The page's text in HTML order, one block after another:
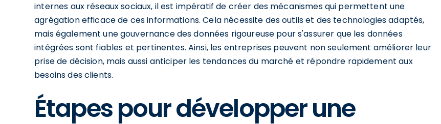
internes aux réseaux sociaux, il est impératif de créer des mécanismes qui permettent une
agrégation efficace de ces informations. Cela nécessite des outils et des technologies adaptés,
mais également une gouvernance des données rigoureuse pour s'assurer que les données
intégrées sont fiables et pertinentes. Ainsi, les entreprises peuvent non seulement améliorer leur
prise de décision, mais aussi anticiper les tendances du marché et répondre rapidement aux
besoins des clients.
Étapes pour développer une